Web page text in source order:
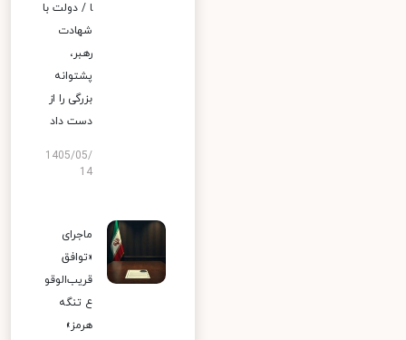
ا / دولت با
شهادت
رهبر،
پشتوانه
بزرگی را از
دست داد
1405/05/
14
ماجرای
«توافق
قریب‌الوقو
ع تنگه
هرمز»